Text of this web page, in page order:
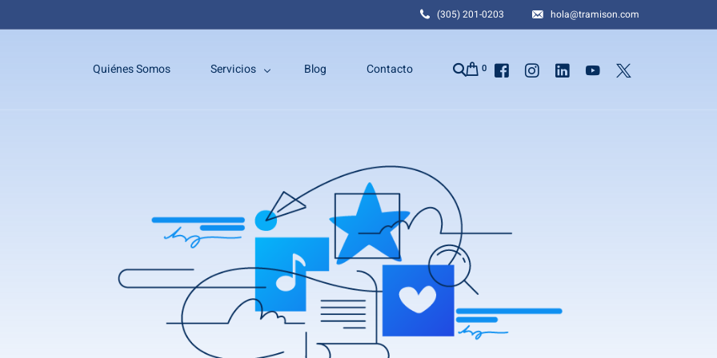
(305) 201-0203 hola@tramison.com
Quiénes Somos Servicios
Certificados emitidos en Cuba
Legalización de documentos en EEUU
Poderes Notariales
Blog Contacto 0